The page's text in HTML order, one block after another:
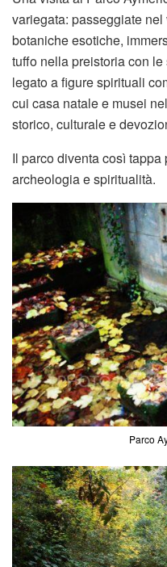
variegata: passeggiate
botaniche esotiche,
tuffo nella preistoria con
legato a figure spirituali
cui casa natale e musei
storico, culturale e
Il parco diventa così tappa
archeologia e spiritualità.
Parco